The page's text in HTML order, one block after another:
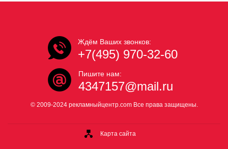
Ждём Ваших звонков:
+7(495) 970-32-60
Пишите нам:
4347157@mail.ru
© 2009-2024 рекламныйцентр.com Все права защищены.
Карта сайта